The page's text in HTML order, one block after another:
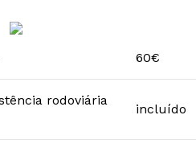
60€
rodoviária
incluído